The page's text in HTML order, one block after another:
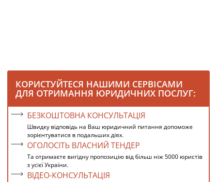
КОРИСТУЙТЕСЯ НАШИМИ СЕРВІСАМИ
ДЛЯ ОТРИМАННЯ ЮРИДИЧНИХ ПОСЛУГ:
БЕЗКОШТОВНА КОНСУЛЬТАЦІЯ
Швидку відповідь на Ваш юридичний питання допоможе
зорієнтуватися в подальших діях.
ОГОЛОСІТЬ ВЛАСНИЙ ТЕНДЕР
Та отримаєте вигідну пропозицію від більш ніж 5000 юристів
з усієї України.
ВІДЕО-КОНСУЛЬТАЦІЯ